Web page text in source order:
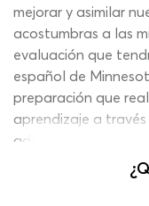
mejorar y asimilar
acostumbras a las
evaluación que
español de
preparación que
aprendizaje a
adecuado, ya que
mente y afinar tus
examen escrito